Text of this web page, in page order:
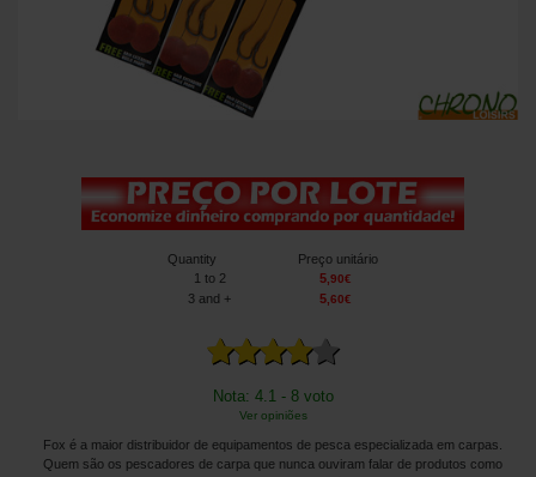
Quantity
Preço unitário
1 to 2 5 ,90€
3 and + 5 ,60€
Nota: 4.1 - 8 voto
Ver opiniões
Fox é a maior distribuidor de equipamentos de pesca especializada em carpas.
Quem são os pescadores de carpa que nunca ouviram falar de produtos como